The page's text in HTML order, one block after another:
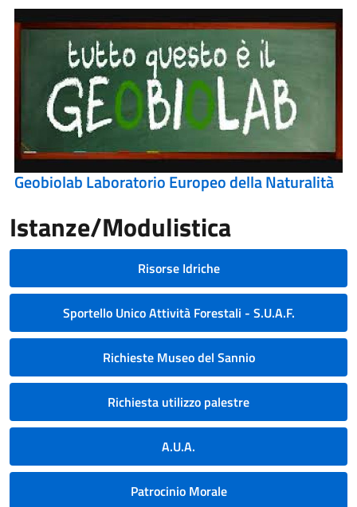
Geobiolab Laboratorio Europeo della Naturalità
Istanze/Modulistica
Risorse Idriche
Sportello Unico Attività Forestali - S.U.A.F.
Richieste Museo del Sannio
Richiesta utilizzo palestre
A.U.A.
Patrocinio Morale